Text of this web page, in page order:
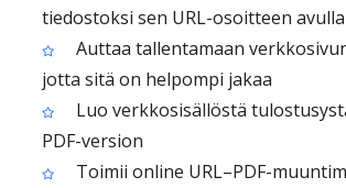
tiedostoksi sen URL-osoitteen avulla
Auttaa tallentamaan
jotta sitä on helpompi jakaa
Luo verkkosisällöstä
PDF-version
Toimii online URL–PDF-